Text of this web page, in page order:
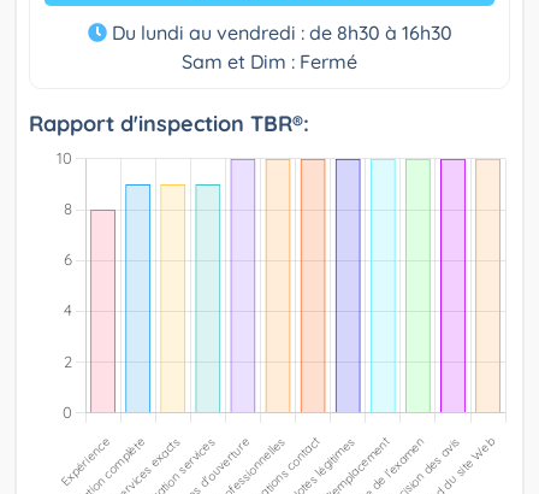
Du lundi au vendredi : de 8h30 à 16h30
Sam et Dim : Fermé
Rapport d'inspection TBR®: